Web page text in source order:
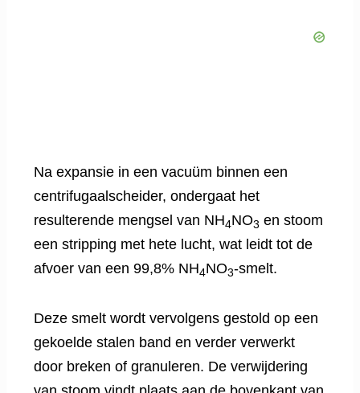
Na expansie in een vacuüm binnen een
centrifugaalscheider, ondergaat het
resulterende mengsel van NH4NO3 en stoom
een ​​stripping met hete lucht, wat leidt tot de
afvoer van een 99,8% NH4NO3-smelt.
Deze smelt wordt vervolgens gestold op een
gekoelde stalen band en verder verwerkt
door breken of granuleren. De verwijdering